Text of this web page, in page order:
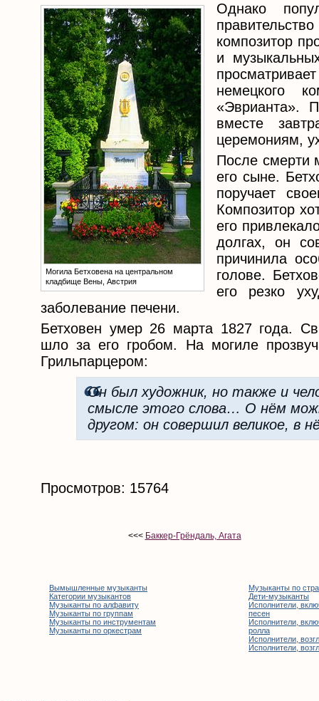
Могила Бетховена на центральном
кладбище Вены, Австрия
Однако
композитор
и
немецкого
«Эврианта».
вместе
церемониям,
После смерти
его сыне.
поручает
Композитор
его
долгах, он
причинила
голове.
его резко
заболевание печени.
Бетховен умер 26 марта 1827 года.
шло за его гробом. На могиле
Грильпарцером:
Он был художник, но также и
смысле этого слова… О нём
другом: он совершил великое, в
Просмотров: 15764
<<< Баккер-Грёндаль, Агата
Вымышленные музыканты
Категории музыкантов
Музыканты по алфавиту
Музыканты по группам
Музыканты по инструментам
Музыканты по оркестрам
Музыканты по
Дети-музыканты
Исполнители,
песен
Исполнители,
ролла
Исполнители,
Исполнители,